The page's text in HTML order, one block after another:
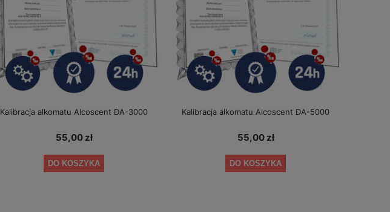
Kalibracja alkomatu Alcoscent DA-3000
55,00 zł
DO KOSZYKA
Kalibracja alkomatu Alcoscent DA-5000
55,00 zł
DO KOSZYKA